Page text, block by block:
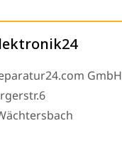
GmbH